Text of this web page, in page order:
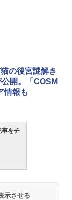
の後宮謎解き
開。「COSM
情報も
事をチ
示させる